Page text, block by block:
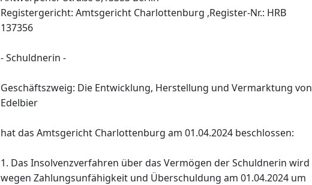
Registergericht: Amtsgericht Charlottenburg ,Register-Nr.: HRB
137356
- Schuldnerin -
Geschäftszweig: Die Entwicklung, Herstellung und Vermarktung von
Edelbier
hat das Amtsgericht Charlottenburg am 01.04.2024 beschlossen:
1. Das Insolvenzverfahren über das Vermögen der Schuldnerin wird
wegen Zahlungsunfähigkeit und Überschuldung am 01.04.2024 um